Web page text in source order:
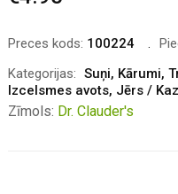
Preces kods: 100224
Kategorijas: Suņi, Kārumi,
Izcelsmes avots, Jērs /
Zīmols: Dr. Clauder's